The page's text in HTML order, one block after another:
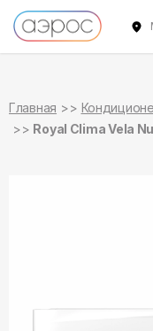
Главная
Royal Clima Vela
в наличии
в наличии